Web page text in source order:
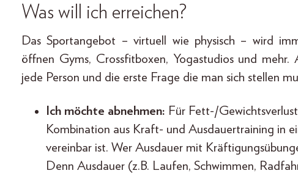
Was will ich erreichen?
Das Sportangebot – virtuell wie physisch – wird
öffnen Gyms, Crossfitboxen, Yogastudios und
jede Person und die erste Frage die man sich stellen
Ich möchte abnehmen: Für Fett-/
Kombination aus Kraft- und Ausdauertraining in
vereinbar ist. Wer Ausdauer mit
Denn Ausdauer (z.B. Laufen, Schwimmen,